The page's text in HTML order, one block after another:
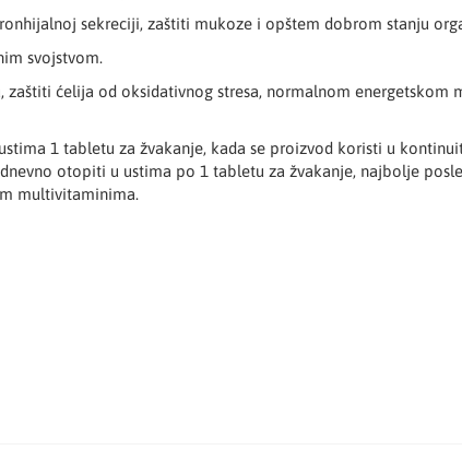
sekreciji, zaštiti mukoze i opštem dobrom stanju
svojstvom.
ćelija od oksidativnog stresa, normalnom
1 tabletu za žvakanje, kada se proizvod koristi u
otopiti u ustima po 1 tabletu za žvakanje, najbolje
multivitaminima.